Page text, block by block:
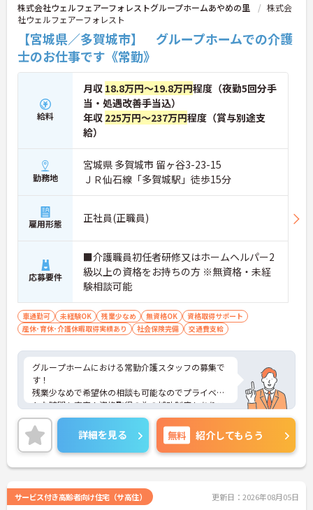
株式会社ウェルフェアーフォレストグループホームあやめの里
株式会
社ウェルフェアーフォレスト
【宮城県／多賀城市】 グループホームでの介護
士のお仕事です《常勤》
給料
月収 18.8万円～19.8万円程度（夜勤5回分手
当・処遇改善手当込）
年収 225万円～237万円程度（賞与別途支
給）
勤務地
宮城県 多賀城市 留ヶ谷3-23-15
ＪＲ仙石線「多賀城駅」徒歩15分
雇用形態 正社員(正職員)
応募要件
■介護職員初任者研修又はホームヘルパー2
級以上の資格をお持ちの方 ※無資格・未経
験相談可能
車通勤可 未経験OK 残業少なめ 無資格OK
資格取得サポート
産休･育休･介護休暇取得実績あり
社会保険完備 交通費支給
グループホームにおける常勤介護スタッフの募集で
す！
残業少なめで希望休の相談も可能なのでプライベー
トな時間も充実！資格取得の為の補助制度もありス
キルアップを目指せる環境です！
ご興味ある方には、面接のポイントなど、さらに詳
細をお話致しますのでお気軽にご相談ください。
詳細を見る 無料 紹介してもらう
サービス付き高齢者向け住宅（サ高住） 更新日：2026年08月05日